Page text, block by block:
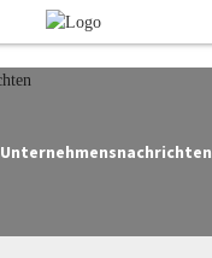
Unternehmensnachrichten